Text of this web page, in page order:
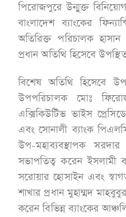
পিরোজপুরে উন্মুক্ত
বাংলাদেশ ব্যাংকের
অতিরিক্ত পরিচালক
প্রধান অতিথি হিসেবে
বিশেষ অতিথি হিসেবে
উপপরিচালক মোঃ
এক্সিকিউটিভ ভাইস
এবং সোনালী ব্যাংক
উপ-মহাব্যবস্থাপক
সভাপতিত্ব করেন ইসলামী
সরোয়ার হোসাইন এবং
শাখার প্রধান মুহাম্মদ
করেন বিভিন্ন ব্যাংকের